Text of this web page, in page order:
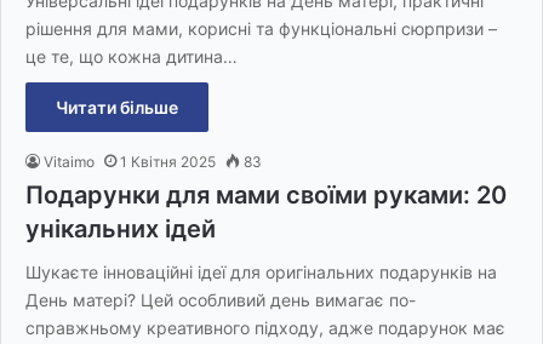
рішення для мами, корисні та функціональні сюрпризи –
це те, що кожна дитина…
Читати більше
Vitaimo 1 Квітня 2025 83
Подарунки для мами своїми руками: 20
унікальних ідей
Шукаєте інноваційні ідеї для оригінальних подарунків на
День матері? Цей особливий день вимагає по-
справжньому креативного підходу, адже подарунок має